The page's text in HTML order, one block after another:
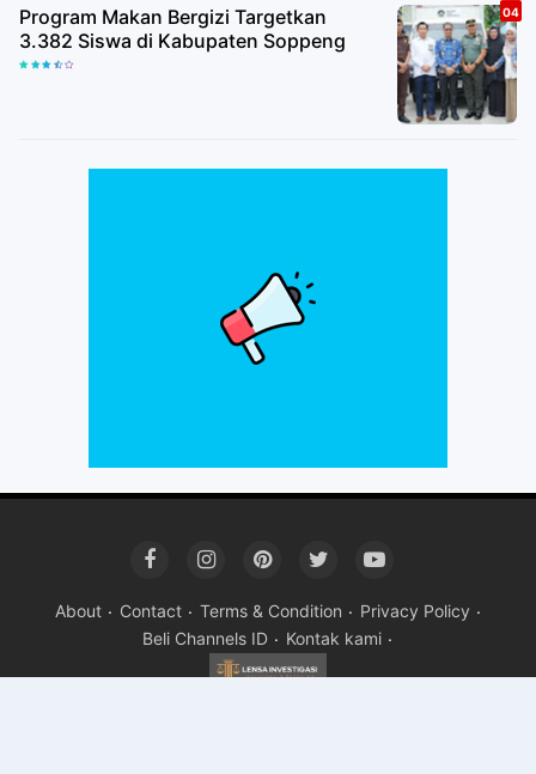
Program Makan Bergizi Targetkan
3.382 Siswa di Kabupaten Soppeng
About Contact Terms & Condition
Privacy Policy
Beli Channels ID
Kontak kami